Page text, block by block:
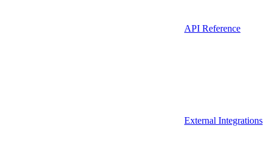
API Reference
External Integrations